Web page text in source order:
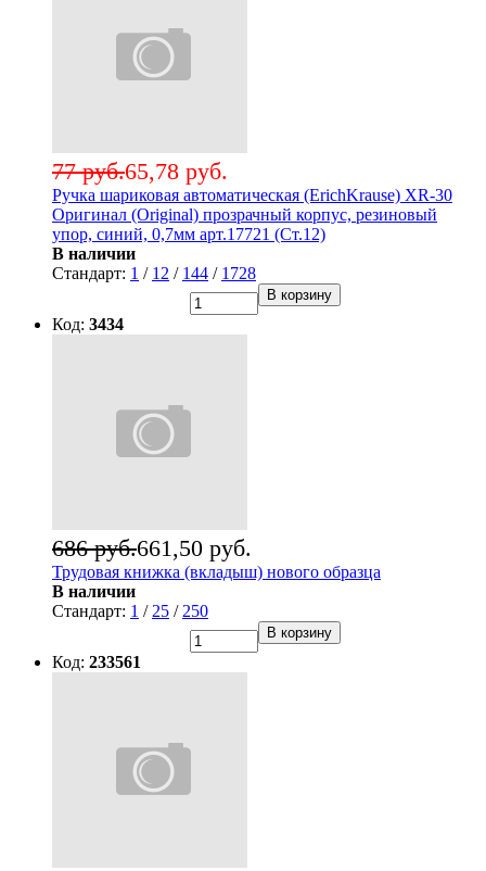
65,78 руб.
77 руб.
Ручка шариковая автоматическая (ErichKrause) XR-30
Оригинал (Original) прозрачный корпус, резиновый
упор, синий, 0,7мм арт.17721 (Ст.12)
В наличии
Стандарт: 1 / 12 / 144 / 1728
В корзину
Код: 3434
661,50 руб.
686 руб.
Трудовая книжка (вкладыш) нового образца
В наличии
Стандарт: 1 / 25 / 250
В корзину
Код: 233561